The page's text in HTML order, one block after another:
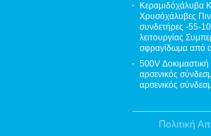
Κεραμιδόχάλυβα
Χρυσόχάλυβες
συνδετήρες -55-
λειτουργίας
σφραγίδωμα από
500V
αρσενικός
αρσενικός
Πολιτική